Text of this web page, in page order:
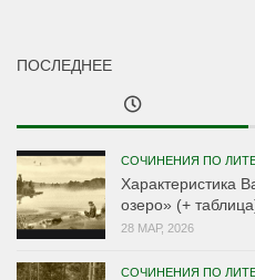
ПОСЛЕДНЕЕ
СОЧИНЕНИЯ ПО
Характеристика
озеро» (+
28 МАР, 2026
СОЧИНЕНИЯ ПО